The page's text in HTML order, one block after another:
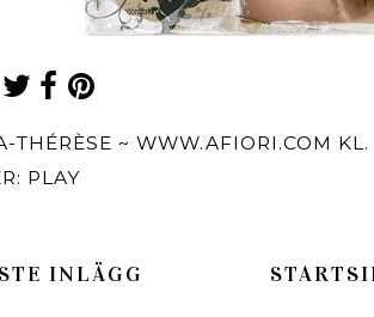
THÉRÈSE ~ WWW.AFIORI.COM KL.
PLAY
INLÄGG